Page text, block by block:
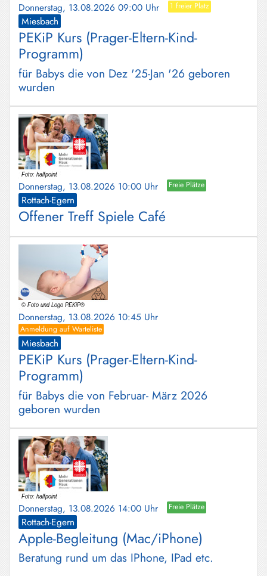
Donnerstag, 13.08.2026 09:00 Uhr 1 freier Platz
Miesbach
PEKiP Kurs (Prager-Eltern-Kind-
Programm)
für Babys die von Dez '25-Jan '26 geboren
wurden
Donnerstag, 13.08.2026 10:00 Uhr Freie Plätze
Rottach-Egern
Offener Treff Spiele Café
Donnerstag, 13.08.2026 10:45 Uhr
Anmeldung auf Warteliste
Miesbach
PEKiP Kurs (Prager-Eltern-Kind-
Programm)
für Babys die von Februar- März 2026
geboren wurden
Donnerstag, 13.08.2026 14:00 Uhr Freie Plätze
Rottach-Egern
Apple-Begleitung (Mac/iPhone)
Beratung rund um das IPhone, IPad etc.